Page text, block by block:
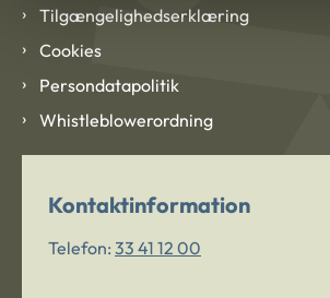
Tilgængelighedserklæring
Cookies
Persondatapolitik
Whistleblowerordning
Kontaktinformation
Telefon: 33 41 12 00